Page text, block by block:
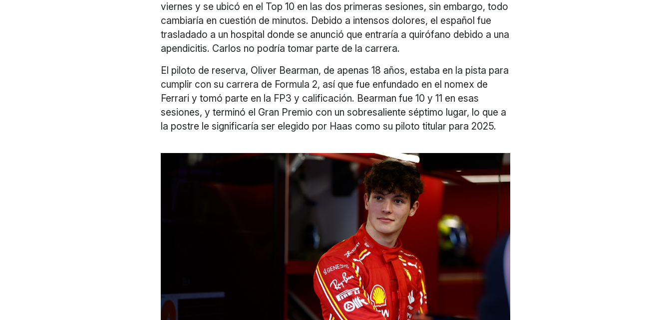
viernes y se ubicó en el Top 10 en las dos primeras sesiones, sin embargo, todo
cambiaría en cuestión de minutos. Debido a intensos dolores, el español fue
trasladado a un hospital donde se anunció que entraría a quirófano debido a una
apendicitis. Carlos no podría tomar parte de la carrera.
El piloto de reserva, Oliver Bearman, de apenas 18 años, estaba en la pista para
cumplir con su carrera de Formula 2, así que fue enfundado en el nomex de
Ferrari y tomó parte en la FP3 y calificación. Bearman fue 10 y 11 en esas
sesiones, y terminó el Gran Premio con un sobresaliente séptimo lugar, lo que a
la postre le significaría ser elegido por Haas como su piloto titular para 2025.